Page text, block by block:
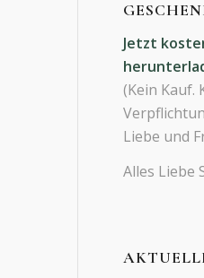
Jetzt
(Kein Kauf.
Liebe und
Alles Liebe